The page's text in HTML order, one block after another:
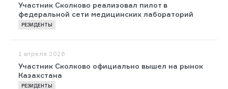
Участник Сколково реализовал пилот в
федеральной сети медицинских лабораторий
РЕЗИДЕНТЫ
1 апреля 2026
Участник Сколково официально вышел на рынок
Казахстана
РЕЗИДЕНТЫ